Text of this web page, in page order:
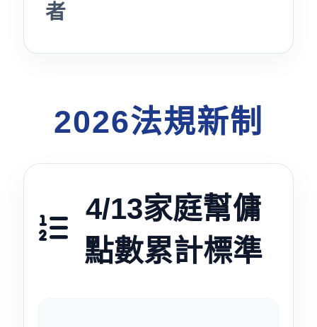
者
2026法規新制
4/13家庭幫傭
點數累計標準